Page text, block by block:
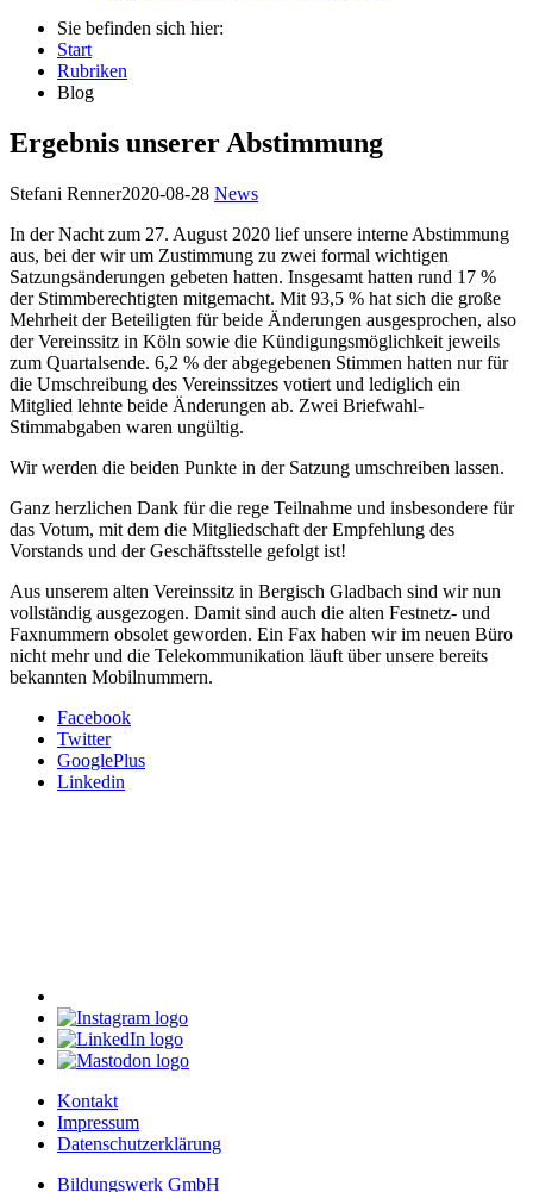
Sie befinden sich hier:
Start
Rubriken
Blog
Ergebnis unserer Abstimmung
Stefani Renner2020-08-28 News
In der Nacht zum 27. August 2020 lief unsere interne Abstimmung
aus, bei der wir um Zustimmung zu zwei formal wichtigen
Satzungsänderungen gebeten hatten. Insgesamt hatten rund 17 %
der Stimmberechtigten mitgemacht. Mit 93,5 % hat sich die große
Mehrheit der Beteiligten für beide Änderungen ausgesprochen, also
der Vereinssitz in Köln sowie die Kündigungsmöglichkeit jeweils
zum Quartalsende. 6,2 % der abgegebenen Stimmen hatten nur für
die Umschreibung des Vereinssitzes votiert und lediglich ein
Mitglied lehnte beide Änderungen ab. Zwei Briefwahl-
Stimmabgaben waren ungültig.
Wir werden die beiden Punkte in der Satzung umschreiben lassen.
Ganz herzlichen Dank für die rege Teilnahme und insbesondere für
das Votum, mit dem die Mitgliedschaft der Empfehlung des
Vorstands und der Geschäftsstelle gefolgt ist!
Aus unserem alten Vereinssitz in Bergisch Gladbach sind wir nun
vollständig ausgezogen. Damit sind auch die alten Festnetz- und
Faxnummern obsolet geworden. Ein Fax haben wir im neuen Büro
nicht mehr und die Telekommunikation läuft über unsere bereits
bekannten Mobilnummern.
Facebook
Twitter
GooglePlus
Linkedin
Kontakt
Impressum
Datenschutzerklärung
Bildungswerk GmbH